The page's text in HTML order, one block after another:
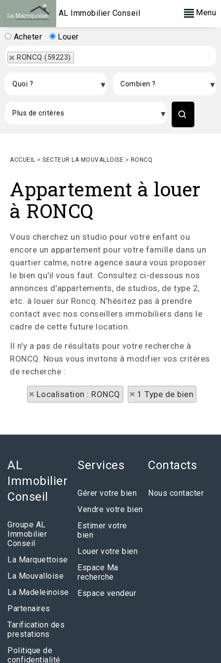
AL Immobilier Conseil Menu
Acheter Louer
RONCQ (59223)
ACCUEIL > SECTEUR LA MOUVALLOISE > RONCQ
Appartement à louer
à RONCQ
Vous cherchez un studio pour votre enfant ou
encore un appartement pour votre famille dans un
quartier calme, notre agence saura vous proposer
le bien qu'il vous faut. Consultez ci-dessous nos
annonces d'appartements, de studios, de type 2,
etc. à louer sur Roncq. N'hésitez pas à prendre
contact avec nos conseillers immobiliers dans le
cadre de cette future location.
Il n'y a pas de résultats pour votre recherche à
RONCQ. Nous vous invitons à modifier vos critères
de recherche :
Localisation : RONCQ 1 Type de bien
AL
Immobilier
Conseil
Groupe AL
Immobilier
Conseil
La Marquettoise
La Mouvalloise
La Madeleinoise
Partenaires
Tarification des
prestations
Politique de
confidentialité
Services
Gérer votre bien
Vendre votre bien
Estimer votre
bien
Louer votre bien
Espace Ma
recherche
Espace vendeur
Contacts
Nous contacter